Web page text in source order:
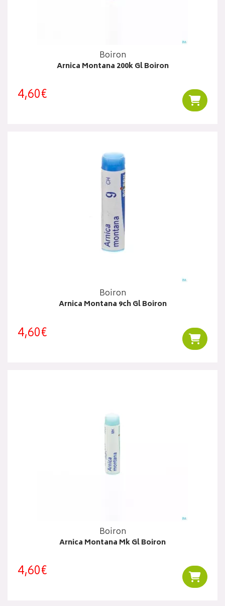
Boiron
Arnica Montana 200k Gl Boiron
4,60€
Boiron
Arnica Montana 9ch Gl Boiron
4,60€
Boiron
Arnica Montana Mk Gl Boiron
4,60€